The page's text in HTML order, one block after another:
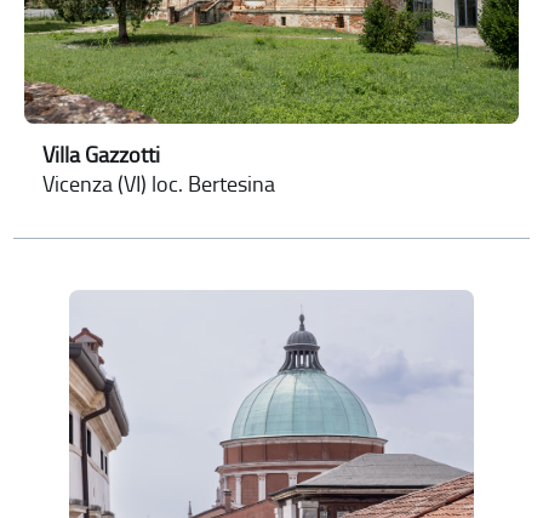
Villa Gazzotti
Vicenza (VI) loc. Bertesina